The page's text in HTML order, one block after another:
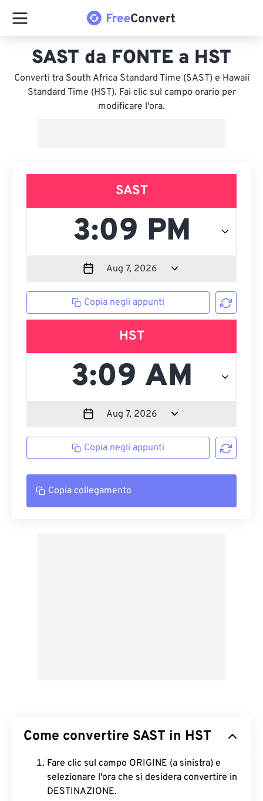
SAST da FONTE a HST
Converti tra South Africa Standard Time (SAST) e Hawaii
Standard Time (HST). Fai clic sul campo orario per
modificare l'ora.
SAST
Copia negli appunti
HST
Copia negli appunti
Copia collegamento
Come convertire SAST in HST
Fare clic sul campo ORIGINE (a sinistra) e
selezionare l'ora che si desidera convertire in
DESTINAZIONE.